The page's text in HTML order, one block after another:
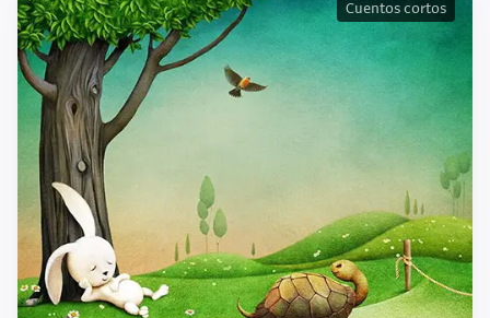
Cuentos cortos